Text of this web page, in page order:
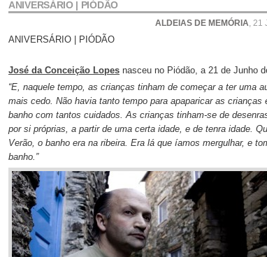
ANIVERSÁRIO | PIÓDÃO
ALDEIAS DE MEMÓRIA, 21
ANIVERSÁRIO | PIÓDÃO
José da Conceição Lopes nasceu no Piódão, a 21 de Junho
“E, naquele tempo, as crianças tinham de começar a ter uma
mais cedo. Não havia tanto tempo para apaparicar as crianças
banho com tantos cuidados. As crianças tinham-se de
por si próprias, a partir de uma certa idade, e de tenra idade.
Verão, o banho era na ribeira. Era lá que íamos mergulhar, e
banho.”